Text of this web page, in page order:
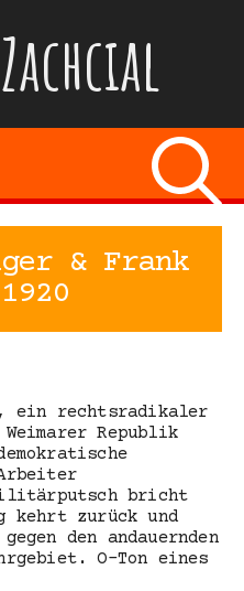
& Frank
ein rechtsradikaler
Republik
bricht
kehrt zurück und
den andauernden
O-Ton eines